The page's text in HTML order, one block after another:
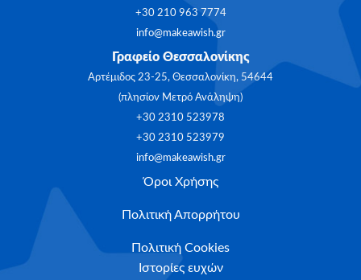
+30 210 963 7774
info@makeawish.gr
Γραφείο Θεσσαλονίκης
Αρτέμιδος 23-25, Θεσσαλονίκη, 54644
(πλησίον Μετρό Ανάληψη)
+30 2310 523978
+30 2310 523979
info@makeawish.gr
Όροι Χρήσης
Πολιτική Απορρήτου
Πολιτική Cookies
Ιστορίες ευχών